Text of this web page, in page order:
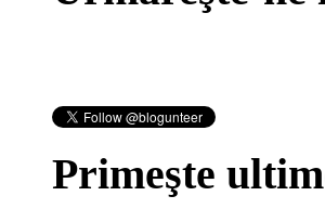
Primeşte